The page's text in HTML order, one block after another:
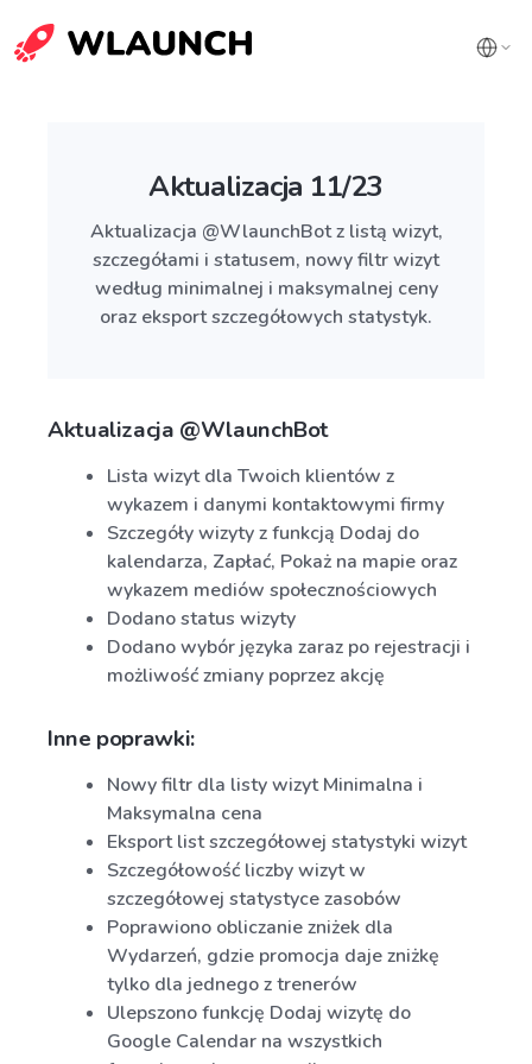
Aktualizacja 11/23
Aktualizacja @WlaunchBot z listą wizyt,
szczegółami i statusem, nowy filtr wizyt
według minimalnej i maksymalnej ceny
oraz eksport szczegółowych statystyk.
Aktualizacja @WlaunchBot
Lista wizyt dla Twoich klientów z
wykazem i danymi kontaktowymi firmy
Szczegóły wizyty z funkcją Dodaj do
kalendarza, Zapłać, Pokaż na mapie oraz
wykazem mediów społecznościowych
Dodano status wizyty
Dodano wybór języka zaraz po rejestracji i
możliwość zmiany poprzez akcję
Inne poprawki:
Nowy filtr dla listy wizyt Minimalna i
Maksymalna cena
Eksport list szczegółowej statystyki wizyt
Szczegółowość liczby wizyt w
szczegółowej statystyce zasobów
Poprawiono obliczanie zniżek dla
Wydarzeń, gdzie promocja daje zniżkę
tylko dla jednego z trenerów
Ulepszono funkcję Dodaj wizytę do
Google Calendar na wszystkich